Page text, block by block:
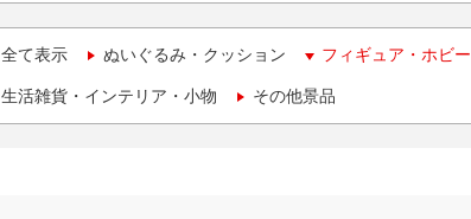
全て表示 ぬいぐるみ・クッション フィギュア・ホビー
生活雑貨・インテリア・小物 その他景品